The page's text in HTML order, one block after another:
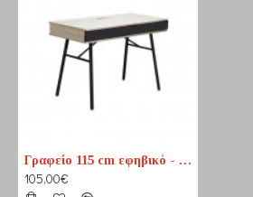
Γραφείο 115 cm εφηβικό - παιδικό
105,00€